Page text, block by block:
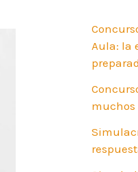
Aula: la
muchos